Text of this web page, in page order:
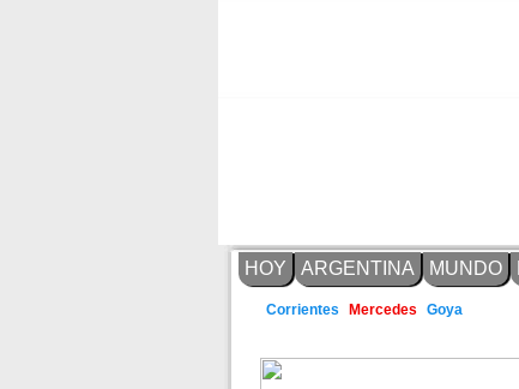
HOY ARGENTINA MUNDO
Corrientes Mercedes Goya